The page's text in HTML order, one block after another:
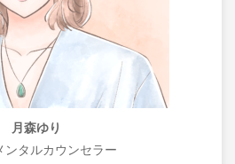
月森ゆり
ンタルカウンセラー